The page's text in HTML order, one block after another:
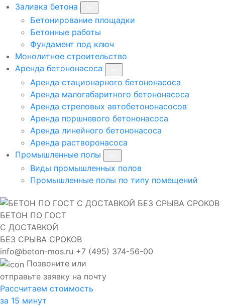
Заливка бетона
Бетонирование площадки
Бетонные работы
Фундамент под ключ
Монолитное строительство
Аренда бетононасоса
Аренда стационарного бетононасоса
Аренда малогабаритного бетононасоса
Аренда стреловых автобетононасосов
Аренда поршневого бетононасоса
Аренда линейного бетононасоса
Аренда растворонасоса
Промышленные полы
Виды промышленных полов
Промышленные полы по типу помещений
БЕТОН ПО ГОСТ
С ДОСТАВКОЙ
БЕЗ СРЫВА СРОКОВ
info@beton-mos.ru +7 (495) 374-56-00
Позвоните или
отправьте заявку на почту
Рассчитаем стоимость
за 15 минут